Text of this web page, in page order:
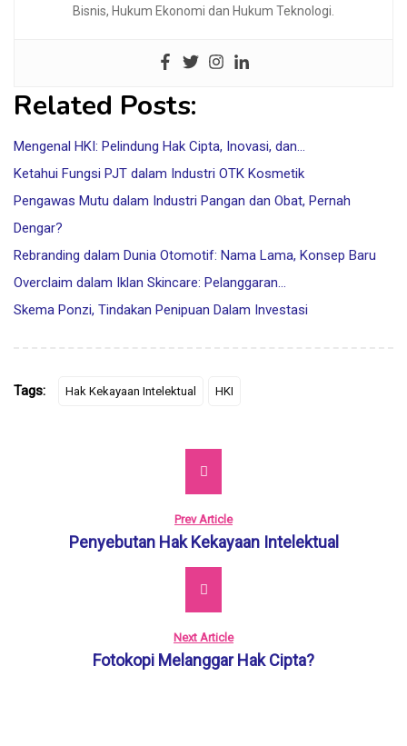
Bisnis, Hukum Ekonomi dan Hukum Teknologi.
Related Posts:
Mengenal HKI: Pelindung Hak Cipta, Inovasi, dan…
Ketahui Fungsi PJT dalam Industri OTK Kosmetik
Pengawas Mutu dalam Industri Pangan dan Obat, Pernah
Dengar?
Rebranding dalam Dunia Otomotif: Nama Lama, Konsep Baru
Overclaim dalam Iklan Skincare: Pelanggaran…
Skema Ponzi, Tindakan Penipuan Dalam Investasi
Tags: Hak Kekayaan Intelektual HKI
Prev Article
Penyebutan Hak Kekayaan Intelektual
Next Article
Fotokopi Melanggar Hak Cipta?